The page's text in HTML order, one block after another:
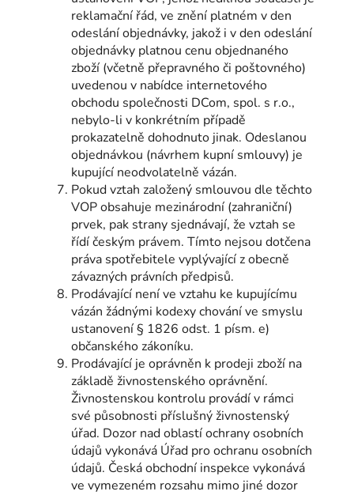
reklamační řád, ve znění platném v den
odeslání objednávky, jakož i v den odeslání
objednávky platnou cenu objednaného
zboží (včetně přepravného či poštovného)
uvedenou v nabídce internetového
obchodu společnosti DCom, spol. s r.o.,
nebylo-li v konkrétním případě
prokazatelně dohodnuto jinak. Odeslanou
objednávkou (návrhem kupní smlouvy) je
kupující neodvolatelně vázán.
Pokud vztah založený smlouvou dle těchto
VOP obsahuje mezinárodní (zahraniční)
prvek, pak strany sjednávají, že vztah se
řídí českým právem. Tímto nejsou dotčena
práva spotřebitele vyplývající z obecně
závazných právních předpisů.
Prodávající není ve vztahu ke kupujícímu
vázán žádnými kodexy chování ve smyslu
ustanovení § 1826 odst. 1 písm. e)
občanského zákoníku.
Prodávající je oprávněn k prodeji zboží na
základě živnostenského oprávnění.
Živnostenskou kontrolu provádí v rámci
své působnosti příslušný živnostenský
úřad. Dozor nad oblastí ochrany osobních
údajů vykonává Úřad pro ochranu osobních
údajů. Česká obchodní inspekce vykonává
ve vymezeném rozsahu mimo jiné dozor